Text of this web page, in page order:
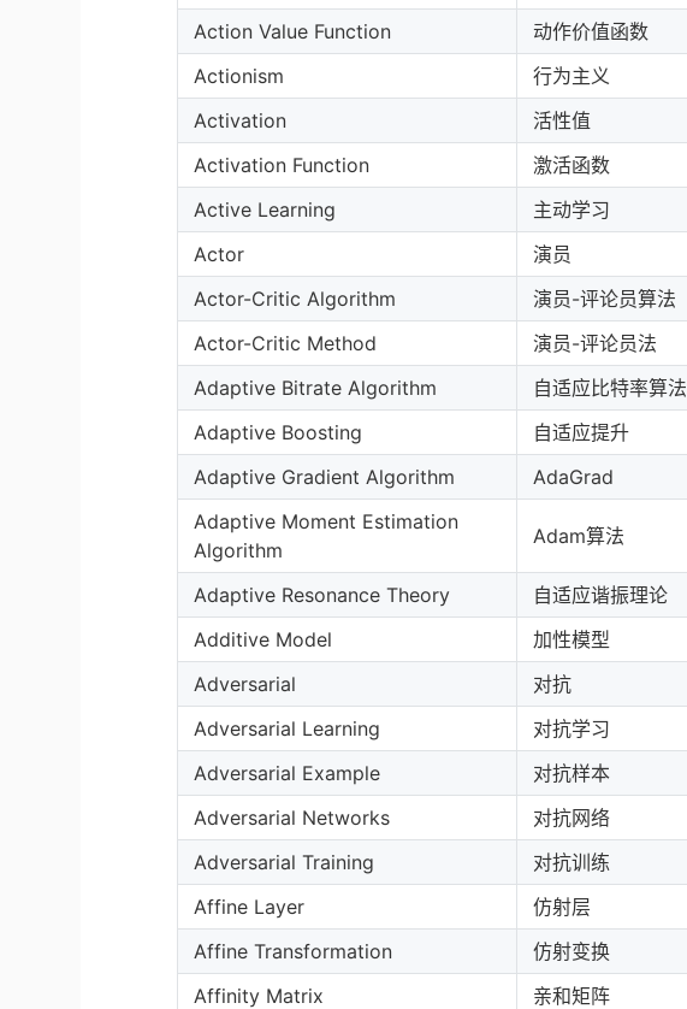
Action Value Function
动作价值函数
Actionism
行为主义
Activation
活性值
Activation Function
激活函数
Active Learning
主动学习
Actor
演员
Actor-Critic Algorithm
演员-评论员算法
Actor-Critic Method
演员-评论员法
Adaptive Bitrate Algorithm
自适应比特率算法
Adaptive Boosting
自适应提升
Adaptive Gradient Algorithm
AdaGrad
Adaptive Moment Estimation
Algorithm
Adam算法
Adaptive Resonance Theory 自适应谐振理论
Additive Model
加性模型
Adversarial
对抗
Adversarial Learning
对抗学习
Adversarial Example
对抗样本
Adversarial Networks
对抗网络
Adversarial Training
对抗训练
Affine Layer
仿射层
Affine Transformation
仿射变换
Affinity Matrix
亲和矩阵